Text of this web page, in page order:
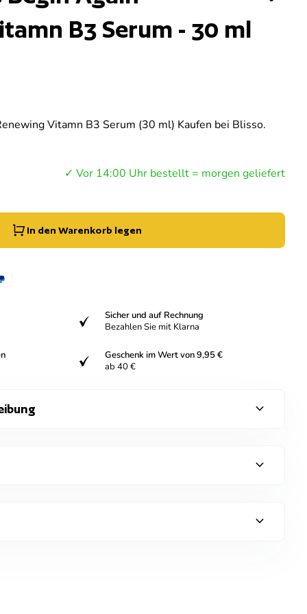
B3 Serum - 30 ml
Vitamn B3 Serum (30 ml) Kaufen bei Blisso.
✓ Vor 14:00 Uhr bestellt = morgen geliefert
In den Warenkorb legen
Sicher und auf Rechnung
Bezahlen Sie mit Klarna
Geschenk im Wert von 9,95 €
ab 40 €
expand_more
expand_more
expand_more